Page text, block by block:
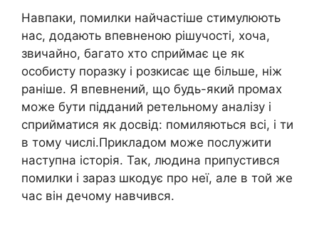
Навпаки, помилки найчастіше стимулюють
нас, додають впевненою рішучості, хоча,
звичайно, багато хто сприймає це як
особисту поразку і розкисає ще більше, ніж
раніше. Я впевнений, що будь-який промах
може бути підданий ретельному аналізу і
сприйматися як досвід: помиляються всі, і ти
в тому числі.Прикладом може послужити
наступна історія. Так, людина припустився
помилки і зараз шкодує про неї, але в той же
час він дечому навчився.